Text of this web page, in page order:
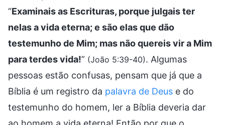
“Examinais as Escrituras, porque julgais ter
nelas a vida eterna; e são elas que dão
testemunho de Mim; mas não quereis vir a Mim
para terdes vida!” (João 5:39-40). Algumas
pessoas estão confusas, pensam que já que a
Bíblia é um registro da palavra de Deus e do
testemunho do homem, ler a Bíblia deveria dar